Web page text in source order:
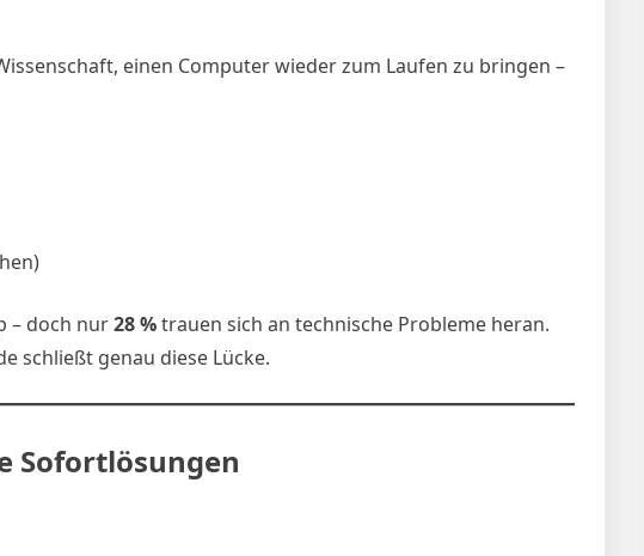
einen Computer wieder zum Laufen zu bringen –
– doch nur28 %trauen sich an technische Probleme heran.
schließt genau diese Lücke.
Sofortlösungen